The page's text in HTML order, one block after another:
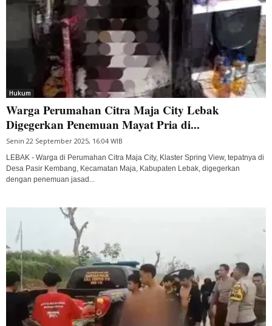
Hukum
Warga Perumahan Citra Maja City Lebak
Digegerkan Penemuan Mayat Pria di...
Senin 22 September 2025, 16:04 WIB
LEBAK - Warga di Perumahan Citra Maja City, Klaster Spring View, tepatnya di
Desa Pasir Kembang, Kecamatan Maja, Kabupaten Lebak, digegerkan
dengan penemuan jasad...